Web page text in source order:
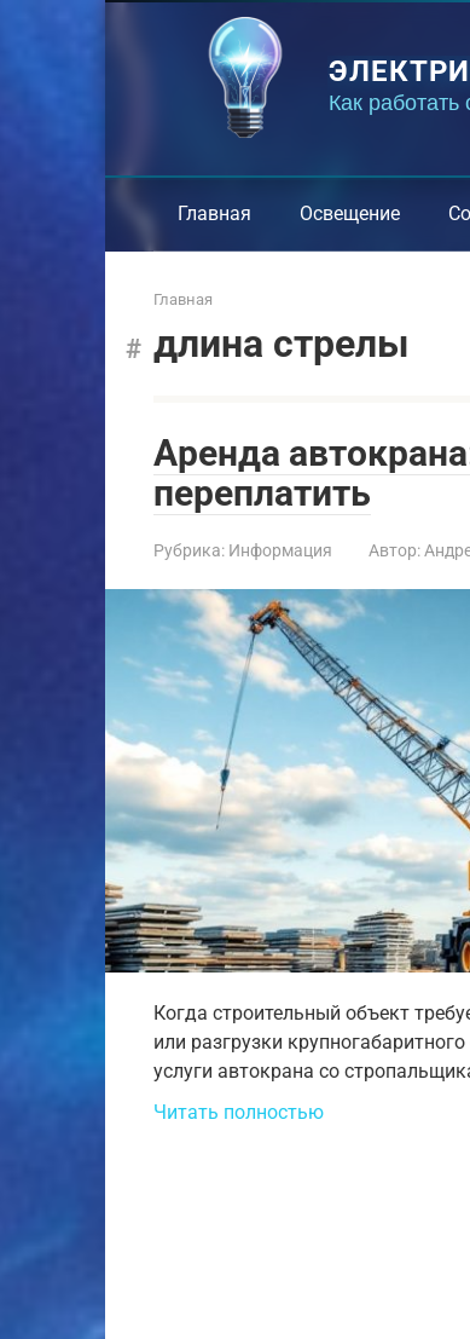
Как
Главная Освещение
Главная
длина стрелы
Аренда
переплатить
Рубрика: Информация Автор:
Когда строительный объект
или разгрузки
услуги автокрана со
Читать полностью